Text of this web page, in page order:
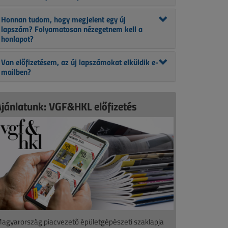
Honnan tudom, hogy megjelent egy új
lapszám? Folyamatosan nézegetnem kell a
honlapot?
Van előfizetésem, az új lapszámokat elküldik e-
mailben?
VGF&HKL előfizetés
piacvezető épületgépészeti szaklapja